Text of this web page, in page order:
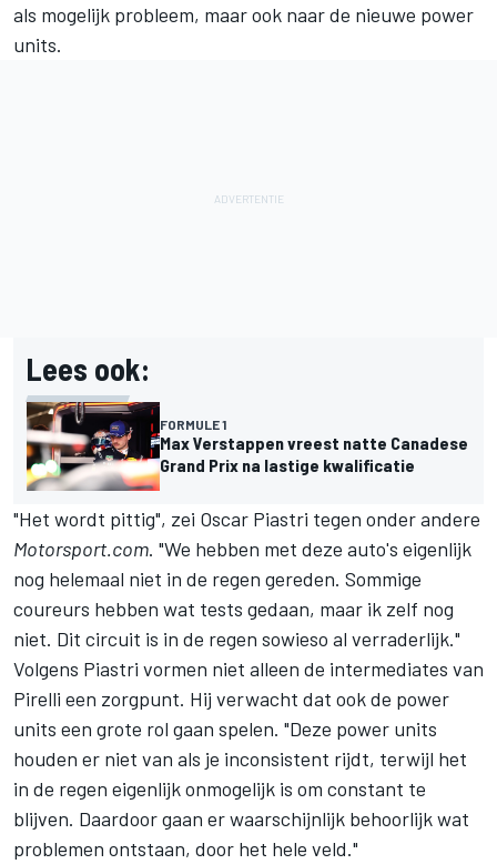
als mogelijk probleem, maar ook naar de nieuwe power
units.
Lees ook:
FORMULE 1
Max Verstappen vreest natte Canadese
Grand Prix na lastige kwalificatie
"Het wordt pittig", zei Oscar Piastri tegen onder andere
Motorsport.com. "We hebben met deze auto's eigenlijk
nog helemaal niet in de regen gereden. Sommige
coureurs hebben wat tests gedaan, maar ik zelf nog
niet. Dit circuit is in de regen sowieso al verraderlijk."
Volgens Piastri vormen niet alleen de intermediates van
Pirelli een zorgpunt. Hij verwacht dat ook de power
units een grote rol gaan spelen. "Deze power units
houden er niet van als je inconsistent rijdt, terwijl het
in de regen eigenlijk onmogelijk is om constant te
blijven. Daardoor gaan er waarschijnlijk behoorlijk wat
problemen ontstaan, door het hele veld."